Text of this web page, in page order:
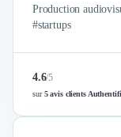
Production
#startups
4.6/5
sur5 avis clients